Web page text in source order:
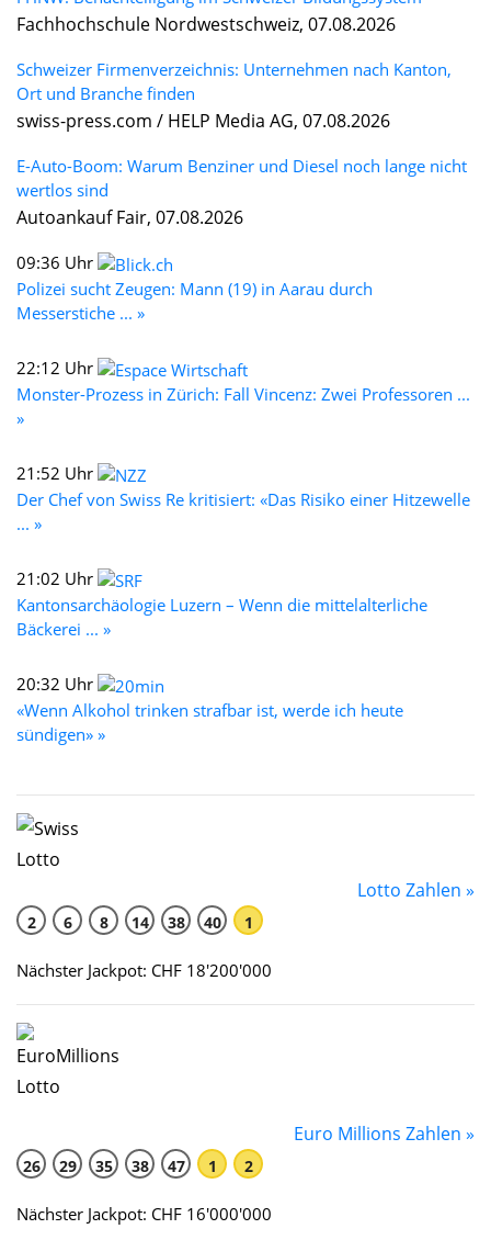
Fachhochschule Nordwestschweiz, 07.08.2026
Schweizer Firmenverzeichnis: Unternehmen nach Kanton,
Ort und Branche finden
swiss-press.com / HELP Media AG, 07.08.2026
E-Auto-Boom: Warum Benziner und Diesel noch lange nicht
wertlos sind
Autoankauf Fair, 07.08.2026
09:36 Uhr
Polizei sucht Zeugen: Mann (19) in Aarau durch
Messerstiche ... »
22:12 Uhr
Monster-Prozess in Zürich: Fall Vincenz: Zwei Professoren ...
»
21:52 Uhr
Der Chef von Swiss Re kritisiert: «Das Risiko einer Hitzewelle
... »
21:02 Uhr
Kantonsarchäologie Luzern – Wenn die mittelalterliche
Bäckerei ... »
20:32 Uhr
«Wenn Alkohol trinken strafbar ist, werde ich heute
sündigen» »
Lotto Zahlen »
2 6 8 14 38 40 1
Nächster Jackpot: CHF 18'200'000
Euro Millions Zahlen »
26 29 35 38 47 1 2
Nächster Jackpot: CHF 16'000'000